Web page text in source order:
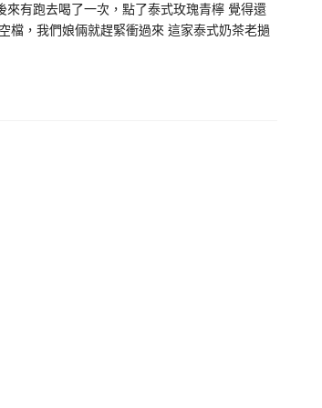
有跑去喝了一次，點了泰式玫瑰青檸 覺得還
檔，我們娘倆就趕緊衝過來 這家泰式奶茶老撾